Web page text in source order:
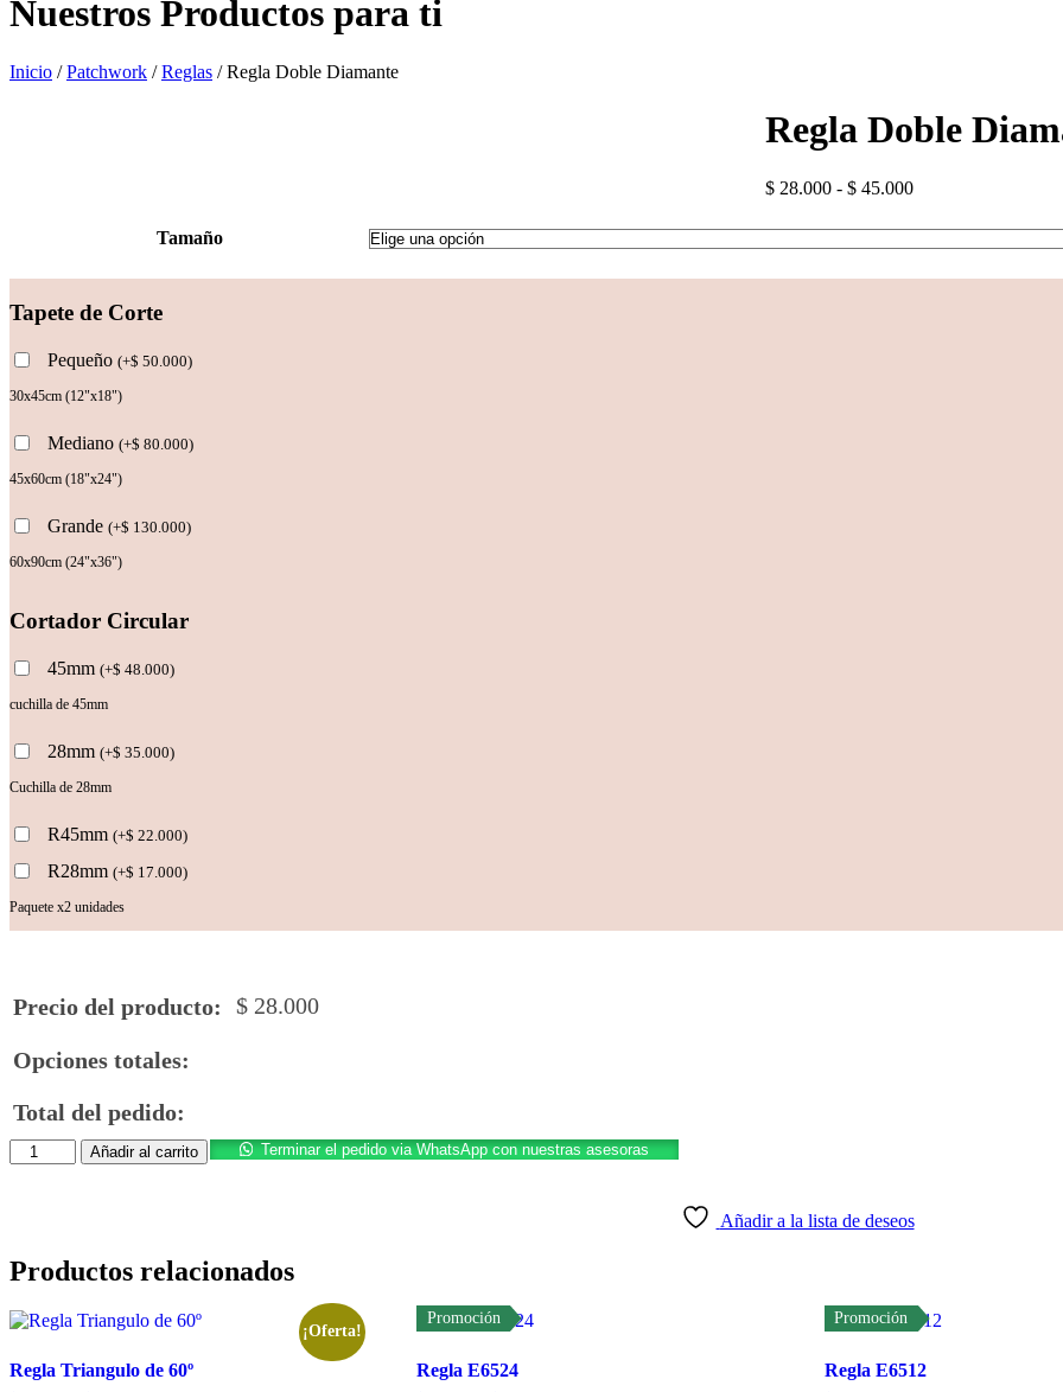
Nuestros Productos para ti
Inicio /Patchwork /Reglas / Regla Doble Diamante
Regla Doble
$ 28.000 - $ 45.000Rango
precios:
desde
Tamaño
Tapete de Corte
Pequeño (+$ 50.000)
30x45cm (12"x18")
Mediano (+$ 80.000)
45x60cm (18"x24")
Grande (+$ 130.000)
60x90cm (24"x36")
Cortador Circular
45mm (+$ 48.000)
cuchilla de 45mm
28mm (+$ 35.000)
Cuchilla de 28mm
R45mm (+$ 22.000)
R28mm (+$ 17.000)
Paquete x2 unidades
Precio del producto: $ 28.000
Opciones totales:
Total del pedido:
Regla
Doble
Añadir al carrito Terminar el pedido via WhatsApp con nuestras asesoras
Añadir a la lista de deseos
Productos relacionados
¡Oferta!
Regla Triangulo de 60º
Promoción
Regla E6524
Promoción
Regla E6512